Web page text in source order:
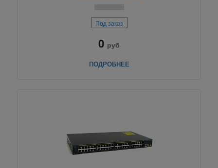
Под заказ
0 руб
ПОДРОБНЕЕ